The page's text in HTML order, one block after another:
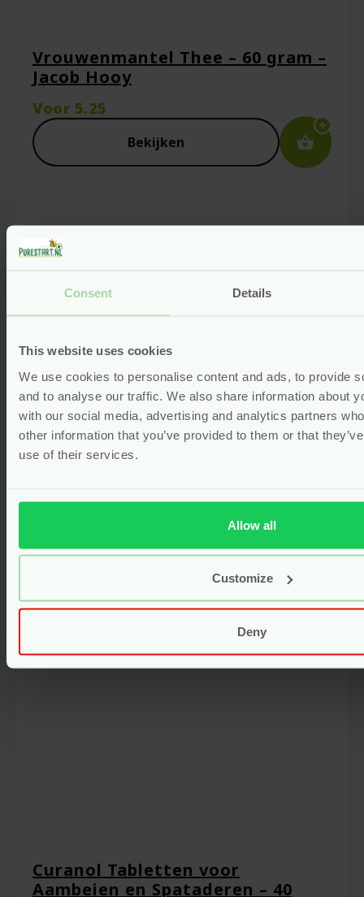
Consent Details
This website uses cookies
We use cookies to personalise content and ads, to provide
and to analyse our traffic. We also share information about
with our social media, advertising and analytics partners
other information that you’ve provided to them or that
use of their services.
Allow all
Customize
Deny
Vrouwenmantel Thee – 60 gram –
Jacob Hooy
Voor 5.25
Bekijken
Post Partum Spoelkruiden – 15
Van7.95Oorspronkelijke
€7.95.
prijs
Bekijken
Curanol Tabletten voor
Aambeien en Spataderen – 40